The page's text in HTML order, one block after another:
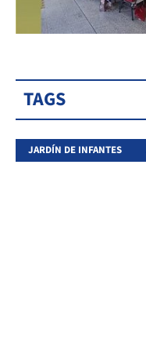
TAGS
JARDÍN DE INFANTES